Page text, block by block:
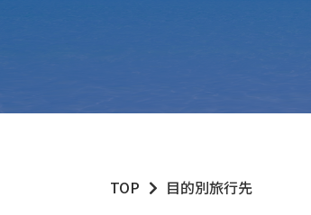
TOP 目的別旅行先